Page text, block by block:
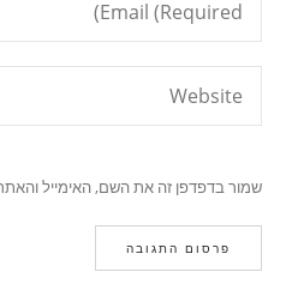
שמור בדפדפן זה את השם, האימייל